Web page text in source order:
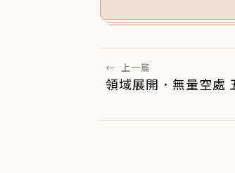
← 上一篇
領域展開．無量空處